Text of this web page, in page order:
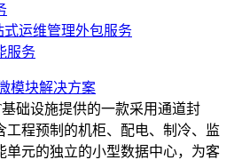
式运维管理外包服务
服务
模块解决方案
础设施提供的一款采用通道封
工程预制的机柜、配电、制冷、监
单元的独立的小型数据中心，为客